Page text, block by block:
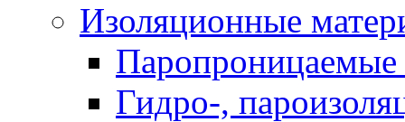
Изоляционные
Гидро-,